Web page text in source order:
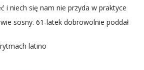
i niech się nam nie przyda w praktyce
sosny. 61-latek dobrowolnie poddał
latino